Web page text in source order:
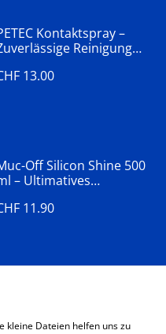
Kontaktspray –
Reinigung
13.00
Off Silicon Shine 500
– Ultimatives
11.90
kleine Dateien helfen uns zu